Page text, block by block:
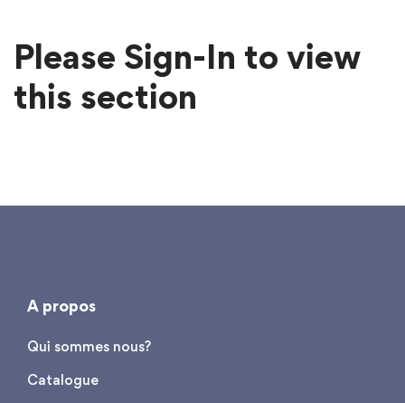
Please Sign-In to view
this section
A propos
Qui sommes nous?
Catalogue